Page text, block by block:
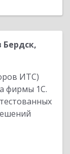
ИТС)
фирмы 1С.